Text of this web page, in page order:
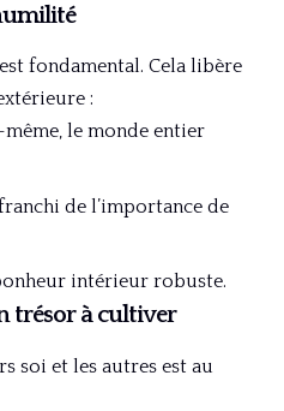
fondamental. Cela libère
:
même, le monde entier
de l’importance de
intérieur robuste.
trésor à cultiver
soi et les autres est au